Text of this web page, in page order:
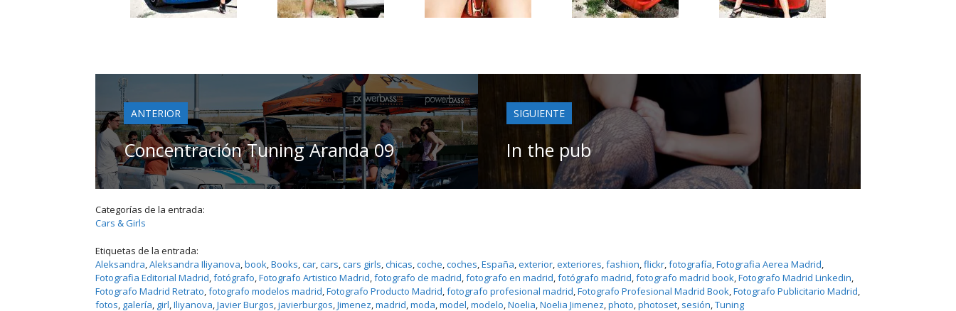
ANTERIOR
Concentración Tuning Aranda 09
SIGUIENTE
In the pub
Categorías de la entrada:
Cars & Girls
Etiquetas de la entrada:
Aleksandra, Aleksandra Iliyanova, book, Books, car, cars, cars girls, chicas, coche, coches, España, exterior, exteriores, fashion, flickr, fotografí­a, Fotografia Aerea Madrid
Fotografia Editorial Madrid, fotógrafo, Fotografo Artistico Madrid, fotografo de madrid, fotografo en madrid, fotógrafo madrid, fotografo madrid book, Fotografo Madrid Linkedin
Fotografo Madrid Retrato, fotografo modelos madrid, Fotografo Producto Madrid, fotografo profesional madrid, Fotografo Profesional Madrid Book, Fotografo Publicitario Madrid
fotos, galerí­a, girl, Iliyanova, Javier Burgos, javierburgos, Jimenez, madrid, moda, model, modelo, Noelia, Noelia Jimenez, photo, photoset, sesión, Tuning